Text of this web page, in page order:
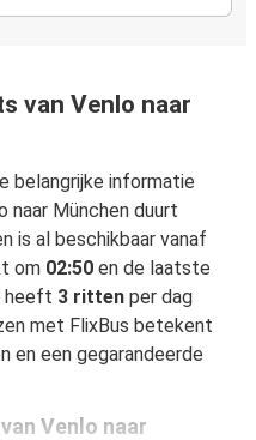
van Venlo naar
belangrijke informatie
naar München duurt
is al beschikbaar vanaf
om 02:50 en de laatste
heeft 3 ritten per dag
met FlixBus betekent
en een gegarandeerde
Venlo naar